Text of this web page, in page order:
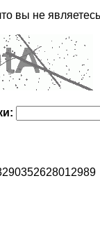
вы не